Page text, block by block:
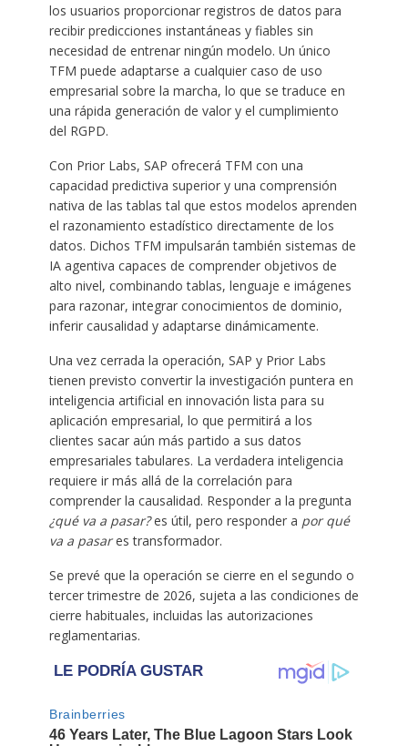
los usuarios proporcionar registros de datos para
recibir predicciones instantáneas y fiables sin
necesidad de entrenar ningún modelo. Un único
TFM puede adaptarse a cualquier caso de uso
empresarial sobre la marcha, lo que se traduce en
una rápida generación de valor y el cumplimiento
del RGPD.
Con Prior Labs, SAP ofrecerá TFM con una
capacidad predictiva superior y una comprensión
nativa de las tablas tal que estos modelos aprenden
el razonamiento estadístico directamente de los
datos. Dichos TFM impulsarán también sistemas de
IA agentiva capaces de comprender objetivos de
alto nivel, combinando tablas, lenguaje e imágenes
para razonar, integrar conocimientos de dominio,
inferir causalidad y adaptarse dinámicamente.
Una vez cerrada la operación, SAP y Prior Labs
tienen previsto convertir la investigación puntera en
inteligencia artificial en innovación lista para su
aplicación empresarial, lo que permitirá a los
clientes sacar aún más partido a sus datos
empresariales tabulares. La verdadera inteligencia
requiere ir más allá de la correlación para
comprender la causalidad. Responder a la pregunta
¿qué va a pasar?es útil, pero responder a por qué
va a pasares transformador.
Se prevé que la operación se cierre en el segundo o
tercer trimestre de 2026, sujeta a las condiciones de
cierre habituales, incluidas las autorizaciones
reglamentarias.